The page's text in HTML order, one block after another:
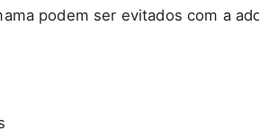
podem ser evitados com a